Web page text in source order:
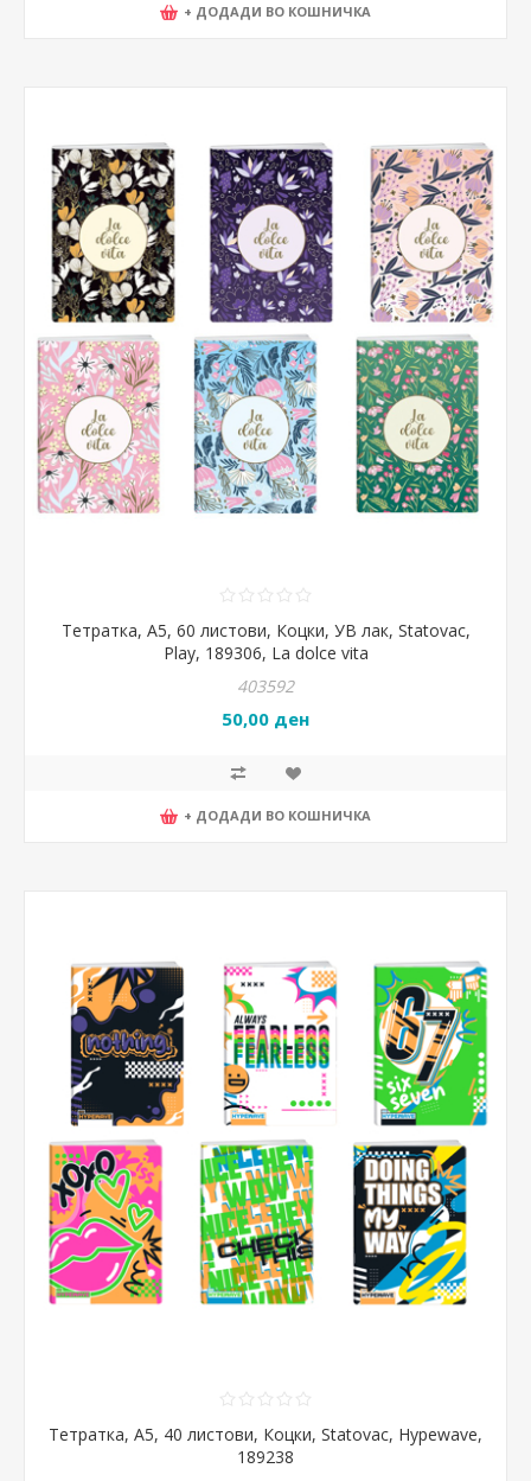
+ ДОДАДИ ВО КОШНИЧКА
Тетратка, А5, 60 листови, Коцки, УВ лак, Statovac,
Play, 189306, La dolce vita
403592
50,00 ден
+ ДОДАДИ ВО КОШНИЧКА
Тетратка, А5, 40 листови, Коцки, Statovac, Hypewave,
189238